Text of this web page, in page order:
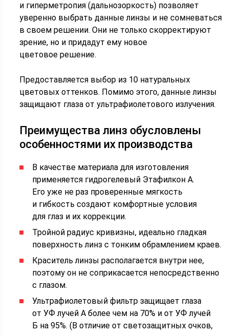
и гиперметропия (дальнозоркость) позволяет
уверенно выбрать данные линзы и не сомневаться
в своем решении. Они не только скорректируют
зрение, но и придадут ему новое
цветовое решение.
Предоставляется выбор из 10 натуральных
цветовых оттенков. Помимо этого, данные линзы
защищают глаза от ультрафиолетового излучения.
Преимущества линз обусловлены
особенностями их производства
В качестве материала для изготовления
применяется гидрогелевый Этафилкон А.
Его уже не раз проверенные мягкость
и гибкость создают комфортные условия
для глаз и их коррекции.
Тройной радиус кривизны, идеально гладкая
поверхность линз с тонким обрамлением краев.
Краситель линзы располагается внутри нее,
поэтому он не соприкасается непосредственно
с глазом.
Ультрафиолетовый фильтр защищает глаза
от УФ лучей А более чем на 70% и от УФ лучей
Б на 95%. (В отличие от светозащитных очков,